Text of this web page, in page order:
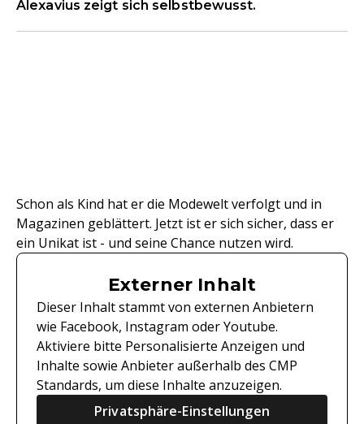
Alexavius zeigt sich selbstbewusst.
Schon als Kind hat er die Modewelt verfolgt und in
Magazinen geblättert. Jetzt ist er sich sicher, dass er
ein Unikat ist - und seine Chance nutzen wird.
Externer Inhalt
Dieser Inhalt stammt von externen Anbietern
wie Facebook, Instagram oder Youtube.
Aktiviere bitte Personalisierte Anzeigen und
Inhalte sowie Anbieter außerhalb des CMP
Standards, um diese Inhalte anzuzeigen.
Privatsphäre-Einstellungen